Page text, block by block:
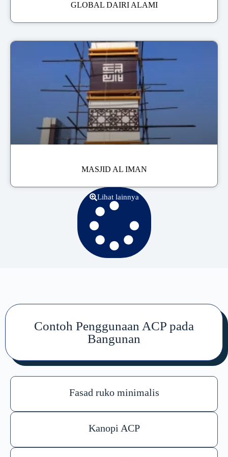
GLOBAL DAIRI ALAMI
MASJID AL IMAN
Lihat lainnya
Contoh Penggunaan ACP pada
Bangunan
Fasad ruko minimalis
Kanopi ACP